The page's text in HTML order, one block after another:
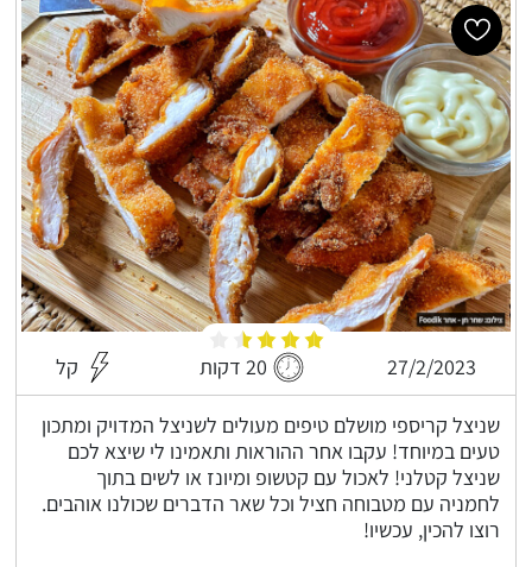
27/2/2023 20 דקות קל
שניצל קריספי מושלם טיפים מעולים לשניצל המדויק ומתכון
טעים במיוחד! עקבו אחר ההוראות ותאמינו לי שיצא לכם
שניצל קטלני! לאכול עם קטשופ ומיונז או לשים בתוך
לחמניה עם מטבוחה חציל וכל שאר הדברים שכולנו אוהבים.
רוצו להכין, עכשיו!